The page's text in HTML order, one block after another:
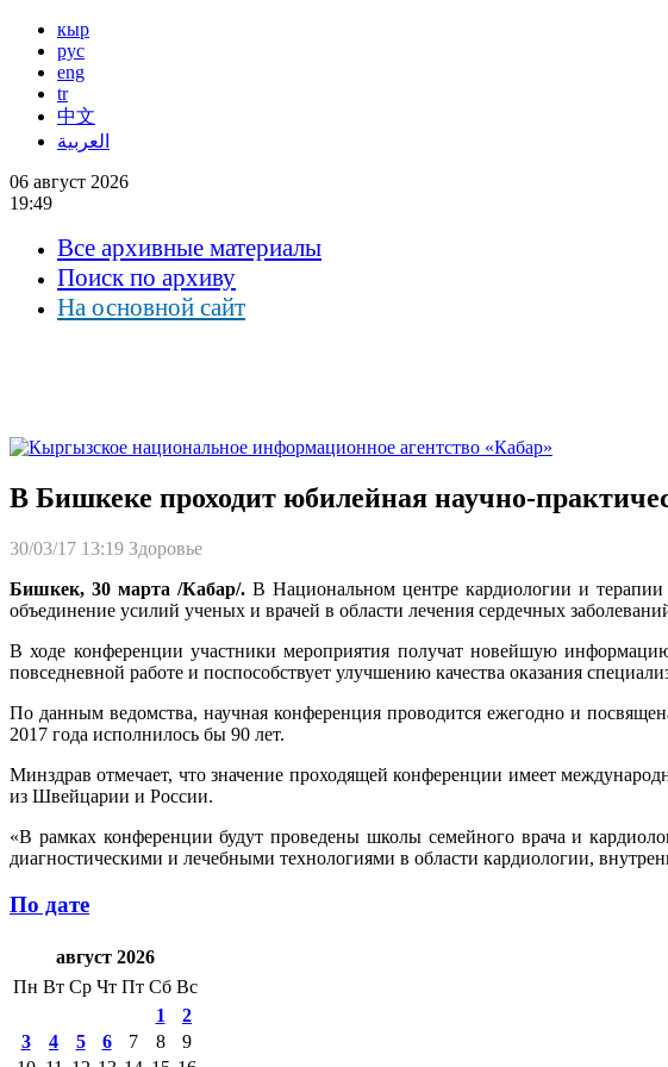
кыр
рус
eng
tr
中文
العربية
06 август 2026
19:49
Все архивные материалы
Поиск по архиву
На основной сайт
В Бишкеке проходит юбилейная научно-
30/03/17 13:19 Здоровье
Бишкек, 30 марта /Кабар/. В Национальном центре кардиологии и терапии
объединение усилий ученых и врачей в области лечения сердечных
В ходе конференции участники мероприятия получат новейшую
повседневной работе и поспособствует улучшению качества оказания
По данным ведомства, научная конференция проводится ежегодно и
2017 года исполнилось бы 90 лет.
Минздрав отмечает, что значение проходящей конференции имеет
из Швейцарии и России.
«В рамках конференции будут проведены школы семейного врача и
диагностическими и лечебными технологиями в области кардиологии,
По дате
август 2026
Пн Вт Ср Чт Пт Сб Вс
1
2
3
4 5 6 7 8
9